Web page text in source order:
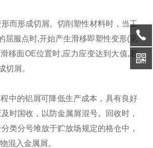
而形成切屑。切削塑性材料时，当工
屈服点时,开始产生滑移即塑性变形(见
移面OE位置时,应力应变达到大值,若
切屑。
中的铝屑可降低生产成本，具有良好
时国收，以防金属屑混号。回收时，
类分号堆放于贮放场规定的格仓中，
混入金属屑。